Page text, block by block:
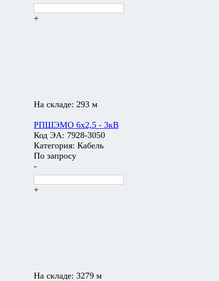
+
На складе: 293 м
РПШЭМО 6х2,5 - 3кВ
Код ЭА: 7928-3050
Категория: Кабель
По запросу
-
+
На складе: 3279 м